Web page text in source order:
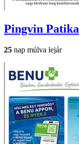
Pingvin Patika
25 nap múlva lejár